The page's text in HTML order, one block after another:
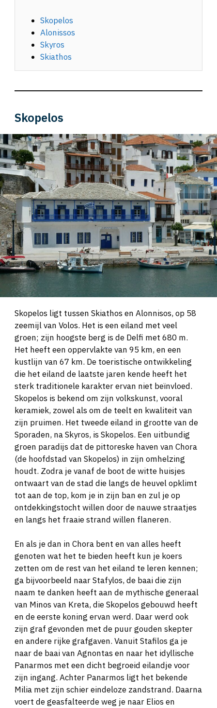
Skopelos
Alonissos
Skyros
Skiathos
Skopelos
Skopelos ligt tussen Skiathos en Alonnisos, op 58
zeemijl van Volos. Het is een eiland met veel
groen; zijn hoogste berg is de Delfi met 680 m.
Het heeft een oppervlakte van 95 km, en een
kustlijn van 67 km. De toeristische ontwikkeling
die het eiland de laatste jaren kende heeft het
sterk traditionele karakter ervan niet beïnvloed.
Skopelos is bekend om zijn volkskunst, vooral
keramiek, zowel als om de teelt en kwaliteit van
zijn pruimen. Het tweede eiland in grootte van de
Sporaden, na Skyros, is Skopelos. Een uitbundig
groen paradijs dat de pittoreske haven van Chora
(de hoofdstad van Skopelos) in zijn omhelzing
houdt. Zodra je vanaf de boot de witte huisjes
ontwaart van de stad die langs de heuvel opklimt
tot aan de top, kom je in zijn ban en zul je op
ontdekkingstocht willen door de nauwe straatjes
en langs het fraaie strand willen flaneren.
En als je dan in Chora bent en van alles heeft
genoten wat het te bieden heeft kun je koers
zetten om de rest van het eiland te leren kennen;
ga bijvoorbeeld naar Stafylos, de baai die zijn
naam te danken heeft aan de mythische generaal
van Minos van Kreta, die Skopelos gebouwd heeft
en de eerste koning ervan werd. Daar werd ook
zijn graf gevonden met de puur gouden skepter
en andere rijke grafgaven. Vanuit Stafilos ga je
naar de baai van Agnontas en naar het idyllische
Panarmos met een dicht begroeid eilandje voor
zijn ingang. Achter Panarmos ligt het bekende
Milia met zijn schier eindeloze zandstrand. Daarna
voert de geasfalteerde weg je naar Elios en